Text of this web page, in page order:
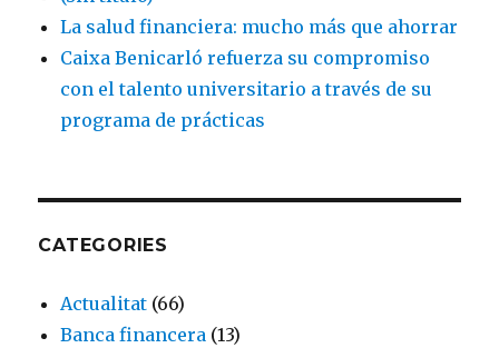
La salud financiera: mucho más que ahorrar
Caixa Benicarló refuerza su compromiso
con el talento universitario a través de su
programa de prácticas
CATEGORIES
Actualitat (66)
Banca financera (13)